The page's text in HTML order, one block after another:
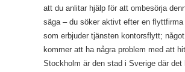
att du anlitar hjälp för att ombesörja
säga – du söker aktivt efter en
som erbjuder tjänsten kontorsflytt;
kommer att ha några problem med att
Stockholm är den stad i Sverige där det